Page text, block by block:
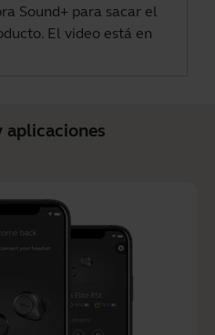
Sound+ para sacar el
El video está en
aplicaciones